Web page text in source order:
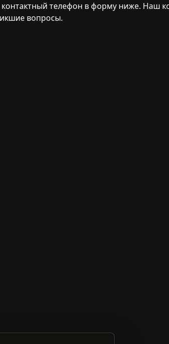
телефон в форму ниже. Наш
вопросы.